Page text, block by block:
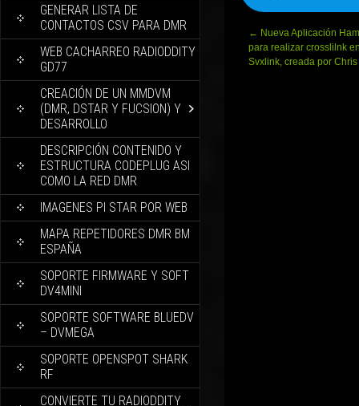
GENERAR LISTA DE
CONTACTOS CSV PARA DMR
WEB CACHARREO RADIODDITY
GD77
CREACIÓN DE UN MMDVM
(DMR, DSTAR Y FUCSION) Y
DESARROLLO
DESCRIPCIÓN CONTENIDO Y
ESTRUCTURA CODEPLUG ASI
COMO LA RED DMR
IMAGENES PI STAR POR WEB
MAPA REPETIDORES DMR BM
ESPAÑA
SOPORTE FIRMWARE Y SOFT
DV4MINI
SOPORTE SOFTWARE BLUEDV
– DVMEGA
SOPORTE OPENSPOT SHARK
RF
CONVIERTE TU RADIODDITY
Navegación
de
entradas
← Nueva Aplicación
para realizar crosslilnk
Svxlink, creada por Chris